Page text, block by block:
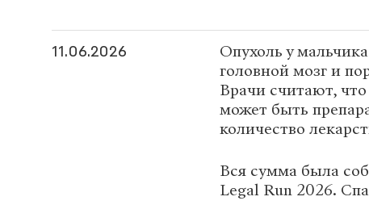
11.06.2026
Опухоль у
головной мозг и
Врачи считают,
может быть
количество
Вся сумма была
Legal Run 2026.